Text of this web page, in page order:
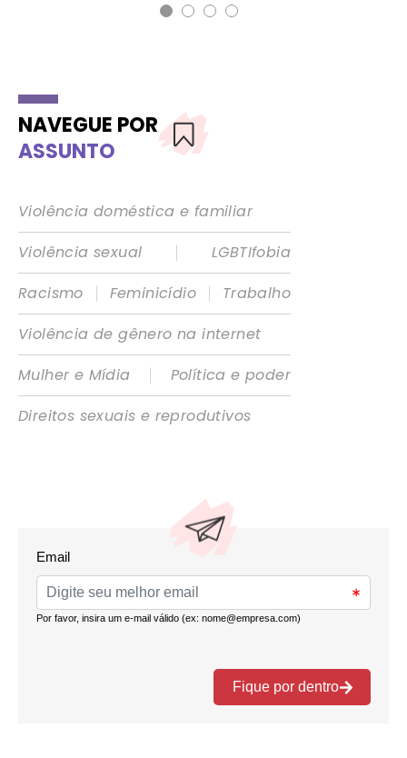
NAVEGUE POR
ASSUNTO
Violência doméstica e familiar
Violência sexual
|
LGBTIfobia
Racismo
| Feminicídio |
Trabalho
Violência de gênero na internet
Mulher e Mídia
|
Política e poder
Direitos sexuais e reprodutivos